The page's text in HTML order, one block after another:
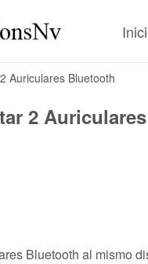
Auriculares Bluetooth
2
Bluetooth al mismo